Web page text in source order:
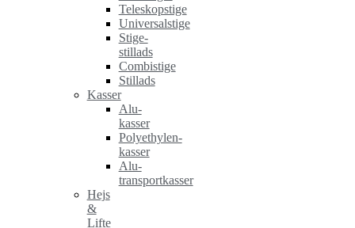
Teleskopstige
Universalstige
Stige-
stillads
Combistige
Stillads
Kasser
Alu-
kasser
Polyethylen-
kasser
Alu-
transportkasser
Hejs
&
Lifte